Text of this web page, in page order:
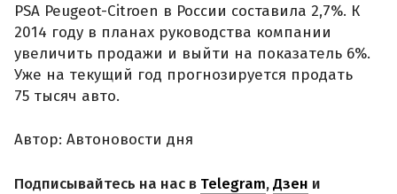
PSA Peugeot-Citroen в России составила 2,7%. К
2014 году в планах руководства компании
увеличить продажи и выйти на показатель 6%.
Уже на текущий год прогнозируется продать
75 тысяч авто.
Автор: Автоновости дня
Подписывайтесь на нас в Telegram,Дзен и